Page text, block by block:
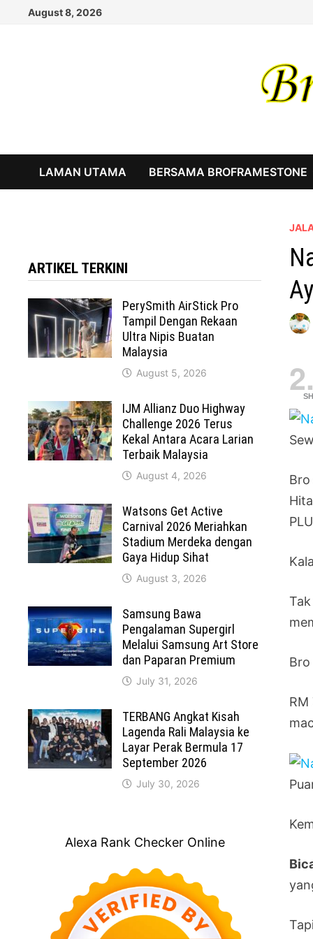
August 8, 2026
LAMAN UTAMA BERSAMA BROFRAMESTONE
ARTIKEL TERKINI
PerySmith AirStick Pro
Tampil Dengan Rekaan
Ultra Nipis Buatan
Malaysia
August 5, 2026
IJM Allianz Duo Highway
Challenge 2026 Terus
Kekal Antara Acara Larian
Terbaik Malaysia
August 4, 2026
Watsons Get Active
Carnival 2026 Meriahkan
Stadium Merdeka dengan
Gaya Hidup Sihat
August 3, 2026
Samsung Bawa
Pengalaman Supergirl
Melalui Samsung Art Store
dan Paparan Premium
July 31, 2026
TERBANG Angkat Kisah
Lagenda Rali Malaysia ke
Layar Perak Bermula 17
September 2026
July 30, 2026
Alexa Rank Checker Online